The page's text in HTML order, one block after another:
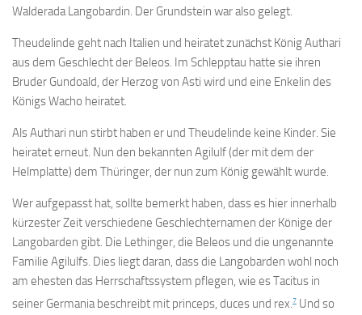
Walderada Langobardin. Der Grundstein war also gelegt.
Theudelinde geht nach Italien und heiratet zunächst König Authari
aus dem Geschlecht der Beleos. Im Schlepptau hatte sie ihren
Bruder Gundoald, der Herzog von Asti wird und eine Enkelin des
Königs Wacho heiratet.
Als Authari nun stirbt haben er und Theudelinde keine Kinder. Sie
heiratet erneut. Nun den bekannten Agilulf (der mit dem der
Helmplatte) dem Thüringer, der nun zum König gewählt wurde.
Wer aufgepasst hat, sollte bemerkt haben, dass es hier innerhalb
kürzester Zeit verschiedene Geschlechternamen der Könige der
Langobarden gibt. Die Lethinger, die Beleos und die ungenannte
Familie Agilulfs. Dies liegt daran, dass die Langobarden wohl noch
am ehesten das Herrschaftssystem pflegen, wie es Tacitus in
seiner Germania beschreibt mit princeps, duces und rex.7 Und so